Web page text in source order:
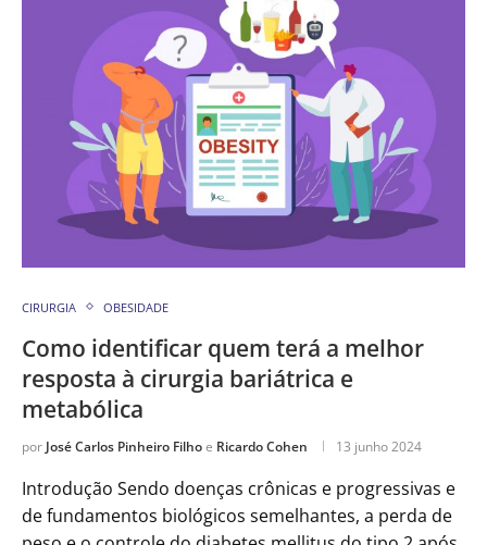
CIRURGIA OBESIDADE
Como identificar quem terá a melhor
resposta à cirurgia bariátrica e
metabólica
por José Carlos Pinheiro Filhoe Ricardo Cohen 13 junho 2024
Introdução Sendo doenças crônicas e progressivas e
de fundamentos biológicos semelhantes, a perda de